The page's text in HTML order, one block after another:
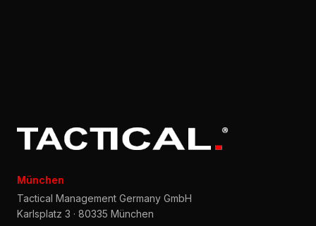
München
Tactical Management Germany GmbH
Karlsplatz 3 · 80335 München